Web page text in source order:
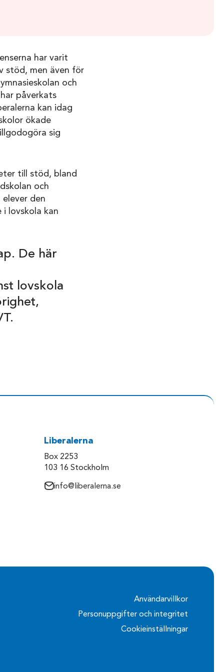
har varit
stöd, men även för
och
påverkats
kan idag
ökade
sig
till stöd, bland
och
den
lovskola kan
De här
lovskola
Liberalerna
Box 2253
103 16 Stockholm
info@liberalerna.se
Användarvillkor
Personuppgifter och integritet
Cookieinställningar